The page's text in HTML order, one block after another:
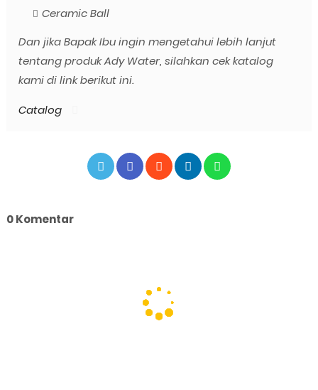
Ceramic Ball
Dan jika Bapak Ibu ingin mengetahui lebih lanjut
tentang produk Ady Water, silahkan cek katalog
kami di link berikut ini.
Catalog
0 Komentar